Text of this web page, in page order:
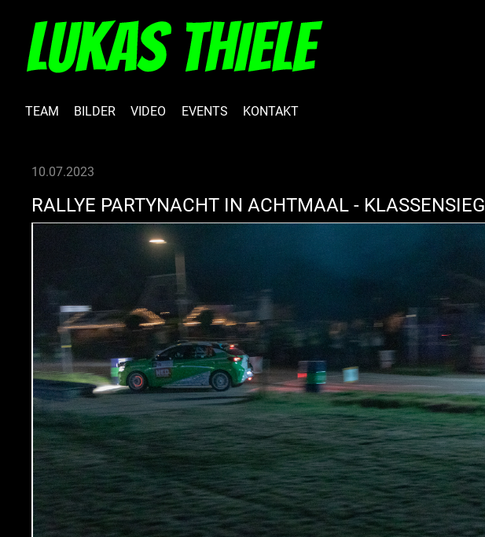
TEAM BILDER VIDEO EVENTS KONTAKT
10.07.2023
RALLYE PARTYNACHT IN ACHTMAAL - KLASSENSIEG